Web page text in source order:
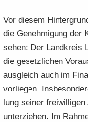
Vor die­sem
die Ge­neh­mi­gung der
se­hen: Der Land­kreis
die ge­setz­li­chen
aus­gleich auch im
vor­lie­gen.
lung sei­ner
un­ter­zie­hen. Im